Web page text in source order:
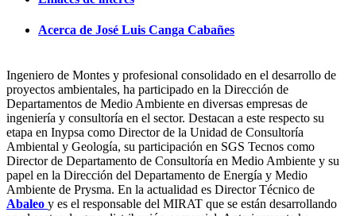
Acerca de José Luis Canga Cabañes
Ingeniero de Montes y profesional consolidado en el desarrollo de
proyectos ambientales, ha participado en la Dirección de
Departamentos de Medio Ambiente en diversas empresas de
ingeniería y consultoría en el sector. Destacan a este respecto su
etapa en Inypsa como Director de la Unidad de Consultoría
Ambiental y Geología, su participación en SGS Tecnos como
Director de Departamento de Consultoría en Medio Ambiente y su
papel en la Dirección del Departamento de Energía y Medio
Ambiente de Prysma. En la actualidad es Director Técnico de
Abaleo y es el responsable del MIRAT que se están desarrollando